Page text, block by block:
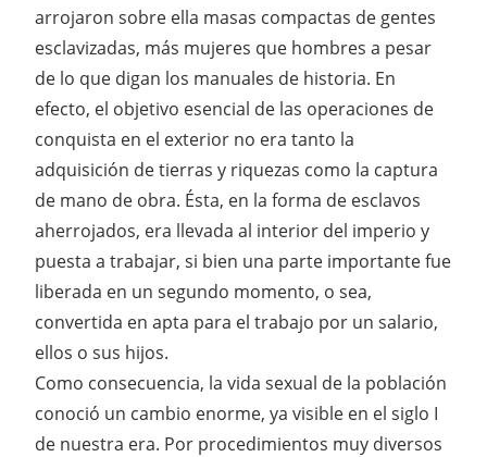
arrojaron sobre ella masas compactas de gentes
esclavizadas, más mujeres que hombres a pesar
de lo que digan los manuales de historia. En
efecto, el objetivo esencial de las operaciones de
conquista en el exterior no era tanto la
adquisición de tierras y riquezas como la captura
de mano de obra. Ésta, en la forma de esclavos
aherrojados, era llevada al interior del imperio y
puesta a trabajar, si bien una parte importante fue
liberada en un segundo momento, o sea,
convertida en apta para el trabajo por un salario,
ellos o sus hijos.
Como consecuencia, la vida sexual de la población
conoció un cambio enorme, ya visible en el siglo I
de nuestra era. Por procedimientos muy diversos